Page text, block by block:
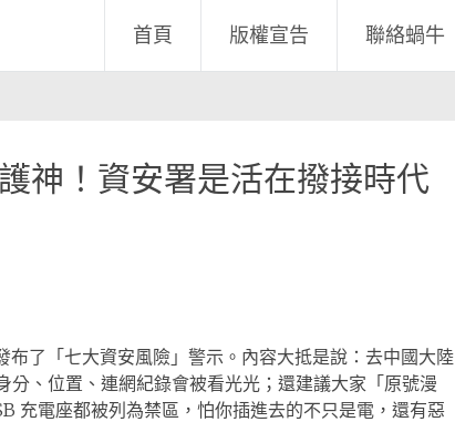
首頁 版權宣告 聯絡蝸牛
神！資安署是活在撥接時代
了「七大資安風險」警示。內容大抵是說：去中國大陸
、位置、連網紀錄會被看光光；還建議大家「原號漫
充電座都被列為禁區，怕你插進去的不只是電，還有惡